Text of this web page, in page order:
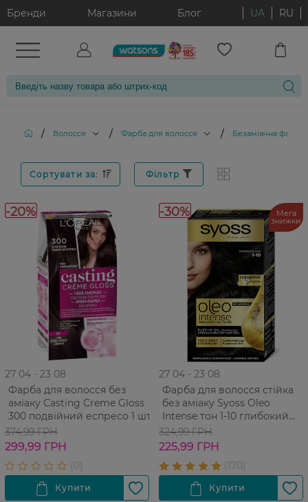
Бренди Магазини Блог UA RU
/ Волосся / Фарба для волосся / Безаміачна фарба
Сортувати за: Фільтр
-20%
27 04 - 23 08
Фарба для волосся без
аміаку Сasting Creme Gloss
300 подвійний еспресо 1 шт
374,99 ГРН
299,99 ГРН
-30% Мега
знижки
27 04 - 23 08
Фарба для волосся стійка
без аміаку Syoss Oleo
Intense тон 1-10 глибокий
чорний 115 мл
324,99 ГРН
225,99 ГРН